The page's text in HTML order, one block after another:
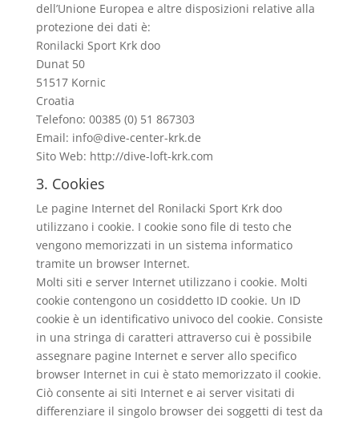
dell’Unione Europea e altre disposizioni relative alla
protezione dei dati è:
Ronilacki Sport Krk doo
Dunat 50
51517 Kornic
Croatia
Telefono: 00385 (0) 51 867303
Email: info@dive-center-krk.de
Sito Web: http://dive-loft-krk.com
3. Cookies
Le pagine Internet del Ronilacki Sport Krk doo
utilizzano i cookie. I cookie sono file di testo che
vengono memorizzati in un sistema informatico
tramite un browser Internet.
Molti siti e server Internet utilizzano i cookie. Molti
cookie contengono un cosiddetto ID cookie. Un ID
cookie è un identificativo univoco del cookie. Consiste
in una stringa di caratteri attraverso cui è possibile
assegnare pagine Internet e server allo specifico
browser Internet in cui è stato memorizzato il cookie.
Ciò consente ai siti Internet e ai server visitati di
differenziare il singolo browser dei soggetti di test da